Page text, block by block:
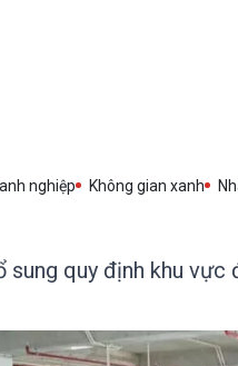
nghiệp Không gian xanh
sung quy định khu